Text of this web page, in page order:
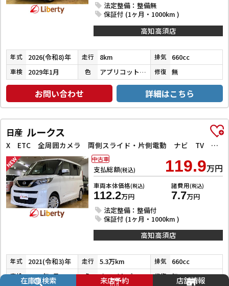
法定整備：整備無
保証付 (1ヶ月・1000km )
高知高須店
年式 2026(令和8)年 走行 8km 排気 660cc
車検 2029年1月 色 アプリコットピンクメタリック／シャイニングホワイトパール 修復 無
お問い合わせ 詳細はこちら
日産 ルークス
X ETC 全周囲カメラ 両側スライド・片側電動 ナビ TV クリアランスソナー 衝突被害軽減システム オートライト スマートキー アイドリングストップ 電動格納ミラー ベンチシート CVT
支払総額(税込) 119.9万円
車両本体価格(税込)
112.2万円
諸費用(税込)
7.7万円
法定整備：整備付
保証付 (1ヶ月・1000km )
中古車
高知高須店
年式 2021(令和3)年 走行 5.3万km 排気 660cc
車検 2027年3月 色 ホワイトパール３コートパール 修復 無
在庫車検索 来店予約 店舗情報